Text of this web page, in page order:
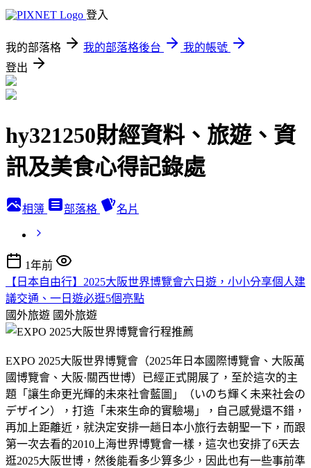
登入
我的部落格 我的部落格後台
我的帳號
登出
hy321250財經資料、旅遊、資
訊及美食心得記錄處
相簿 部落格 名片
1年前
【日本自由行】2025大阪世界博覽會六日遊，小小分享個人建
議交通、一日遊必逛5個亮點
國外旅遊 國外旅遊
EXPO 2025大阪世界博覽會（2025年日本國際博覽會、大阪萬
國博覽會、大阪·關西世博）已經正式開展了，至於這次的主
題「讓生命更光輝的未來社會藍圖」（いのち輝く未来社会の
デザイン），打造「未來生命的實驗場」，自己感覺還不錯，
再加上距離近，就決定安排一趟日本小旅行去朝聖一下，而跟
第一次去看的2010上海世界博覽會一樣，這次也安排了6天去
逛2025大阪世博，然後能看多少算多少，因此也有一些事前準